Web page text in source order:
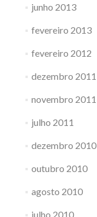
junho 2013
fevereiro 2013
fevereiro 2012
dezembro 2011
novembro 2011
julho 2011
dezembro 2010
outubro 2010
agosto 2010
julho 2010